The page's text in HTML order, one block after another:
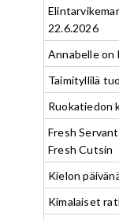
22.6.2026
Annabelle on
Taimityllilä
Ruokatiedon
Fresh
Fresh Cutsin
Kielon
Kimalaiset